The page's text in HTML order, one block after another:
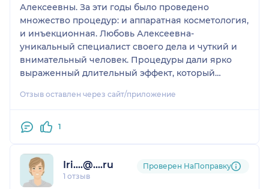
Алексеевны. За эти годы было проведено
множество процедур: и аппаратная косметология,
и инъекционная. Любовь Алексеевна-
уникальный специалист своего дела и чуткий и
внимательный человек. Процедуры дали ярко
выраженный длительный эффект, который
Врач очень деликатный , аккуратный и работу
Любовь Алексеевна - косметолог от Бога . Вы не
специалиста, но и останетесь очень довольны. Я
нашла "своего" специалиста и теперь обращаюсь
только к ней! Всем рекомендую!!!!
Отзыв оставлен через сайт/приложение
1
Iri....@....ru
1 отзыв
Проверен НаПоправку